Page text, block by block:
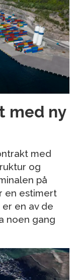
med ny
med
og
på
en estimert
en av de
noen gang